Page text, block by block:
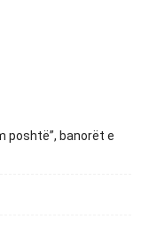
poshtë”, banorët e